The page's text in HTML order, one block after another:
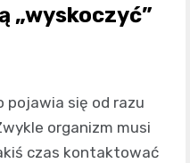
„wyskoczyć”
pojawia się od razu
organizm musi
czas kontaktować